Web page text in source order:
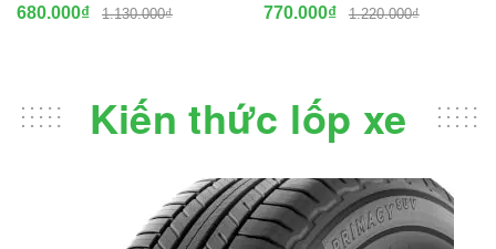
680.000₫ 1.130.000₫ 770.000₫ 1.220.000₫
Kiến thức lốp xe